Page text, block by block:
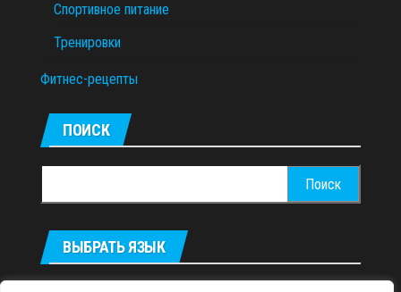
Спортивное питание
Тренировки
Фитнес-рецепты
ПОИСК
ВЫБРАТЬ ЯЗЫК